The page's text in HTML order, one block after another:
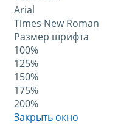
Arial
Times New Roman
Размер шрифта
100%
125%
150%
175%
200%
Закрыть окно